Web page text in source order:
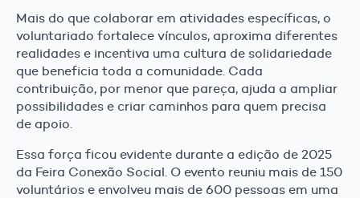
Mais do que colaborar em atividades específicas, o
voluntariado fortalece vínculos, aproxima diferentes
realidades e incentiva uma cultura de solidariedade
que beneficia toda a comunidade. Cada
contribuição, por menor que pareça, ajuda a ampliar
possibilidades e criar caminhos para quem precisa
de apoio.
Essa força ficou evidente durante a edição de 2025
da Feira Conexão Social. O evento reuniu mais de 150
voluntários e envolveu mais de 600 pessoas em uma